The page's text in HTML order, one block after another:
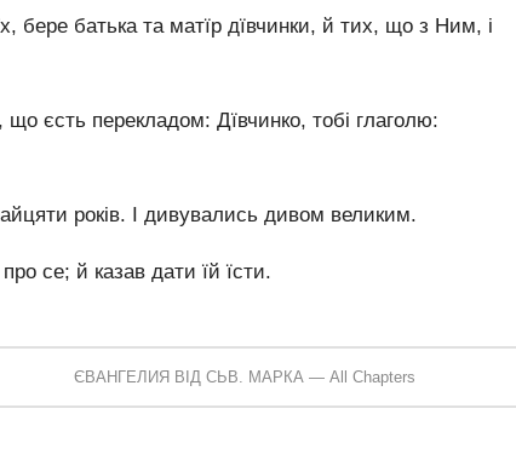
бере батька та матїр дївчинки, й тих, що з Ним, і
єсть перекладом: Дївчинко, тобі глаголю:
років. І дивувались дивом великим.
се; й казав дати їй їсти.
ЄВАНГЕЛИЯ ВІД СЬВ. МАРКА — All Chapters